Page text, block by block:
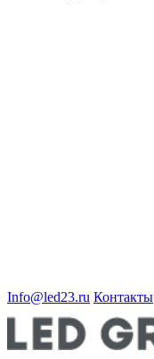
Info@led23.ru Контакты